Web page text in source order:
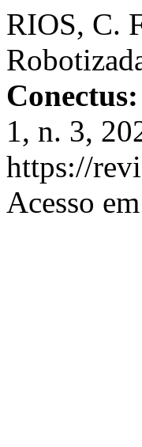
RIOS, C.
1, n. 3,
https://
Acesso